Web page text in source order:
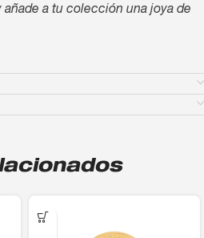
añade a tu colección una joya de